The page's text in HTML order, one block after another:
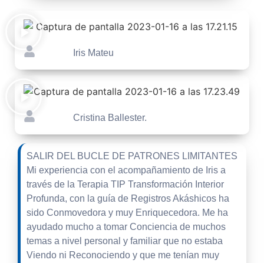
Iris Mateu
Cristina Ballester.
SALIR DEL BUCLE DE PATRONES LIMITANTES
Mi experiencia con el acompañamiento de Iris a
través de la Terapia TIP Transformación Interior
Profunda, con la guía de Registros Akáshicos ha
sido Conmovedora y muy Enriquecedora. Me ha
ayudado mucho a tomar Conciencia de muchos
temas a nivel personal y familiar que no estaba
Viendo ni Reconociendo y que me tenían muy